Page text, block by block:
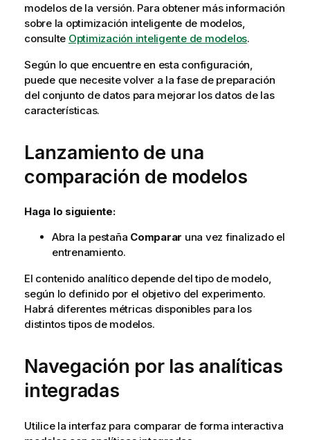
modelos de la versión. Para obtener más información
sobre la optimización inteligente de modelos,
consulte Optimización inteligente de modelos.
Según lo que encuentre en esta configuración,
puede que necesite volver a la fase de preparación
del conjunto de datos para mejorar los datos de las
características.
Lanzamiento de una
comparación de modelos
Haga lo siguiente:
Abra la pestaña Comparar una vez finalizado el
entrenamiento.
El contenido analítico depende del tipo de modelo,
según lo definido por el objetivodel experimento.
Habrá diferentes métricas disponibles para los
distintos tipos de modelos.
Navegación por las analíticas
integradas
Utilice la interfaz para comparar de forma interactiva